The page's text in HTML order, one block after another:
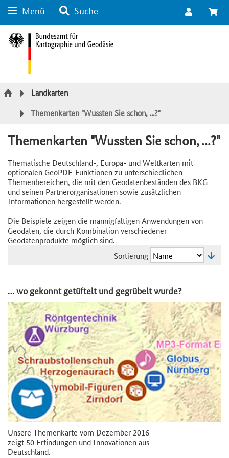
Kategorie Navigation
Menü Suche
Landkarten
Themenkarten "Wussten Sie schon, ...?"
Themenkarten "Wussten Sie schon, ...?"
Thematische Deutschland-, Europa- und Weltkarten mit
optionalen GeoPDF-Funktionen zu unterschiedlichen
Themenbereichen, die mit den Geodatenbeständen des BKG
und seinen Partnerorganisationen sowie zusätzlichen
Informationen hergestellt werden.
Die Beispiele zeigen die mannigfaltigen Anwendungen von
Geodaten, die durch Kombination verschiedener
Geodatenprodukte möglich sind.
Sortierung
… wo gekonnt getüftelt und gegrübelt wurde?
Unsere Themenkarte vom Dezember 2016
zeigt 50 Erfindungen und Innovationen aus
Deutschland.